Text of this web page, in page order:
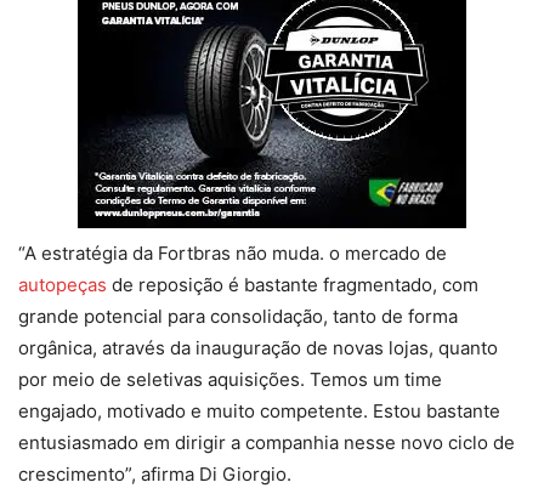
“A estratégia da Fortbras não muda. o mercado de
autopeças de reposição é bastante fragmentado, com
grande potencial para consolidação, tanto de forma
orgânica, através da inauguração de novas lojas, quanto
por meio de seletivas aquisições. Temos um time
engajado, motivado e muito competente. Estou bastante
entusiasmado em dirigir a companhia nesse novo ciclo de
crescimento”, afirma Di Giorgio.